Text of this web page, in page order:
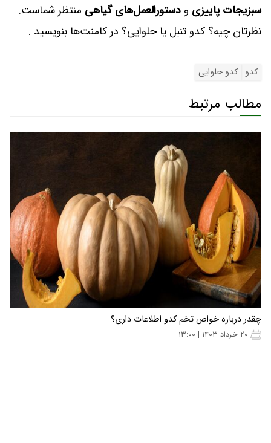
سبزیجات پاییزی و دستورالعمل‌های گیاهی منتظر شماست.
نظرتان چیه؟ کدو تنبل یا حلوایی؟ در کامنت‌ها بنویسید .
کدو کدو حلوایی
مطالب مرتبط
چقدر درباره خواص تخم کدو اطلاعات داری؟